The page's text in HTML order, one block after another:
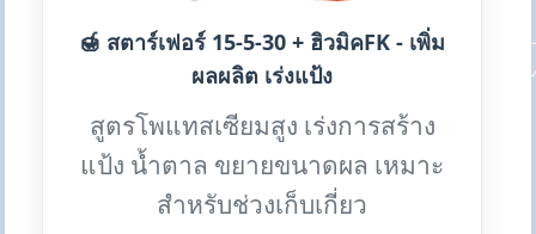
🍯 สตาร์เฟอร์ 15-5-30 + ฮิวมิคFK - เพิ่ม
ผลผลิต เร่งแป้ง
สูตรโพแทสเซียมสูง เร่งการสร้าง
แป้ง น้ำตาล ขยายขนาดผล เหมาะ
สำหรับช่วงเก็บเกี่ยว